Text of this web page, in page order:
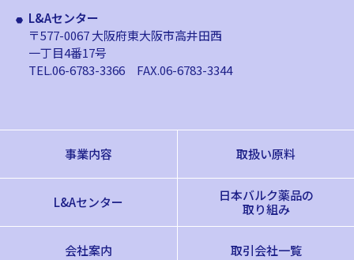
L&Aセンター
〒577-0067 大阪府東大阪市高井田西
一丁目4番17号
TEL.06-6783-3366 FAX.06-6783-3344
事業内容 取扱い原料
L&Aセンター
日本バルク薬品の
取り組み
会社案内 取引会社一覧